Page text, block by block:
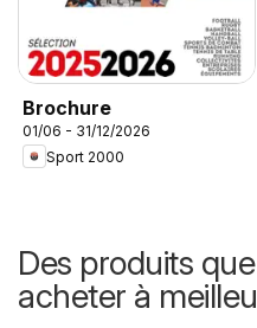
Brochure
01/06 - 31/12/2026
Sport 2000
Des produits
acheter à